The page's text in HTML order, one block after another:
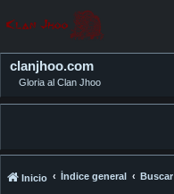
clanjhoo.com
Gloria al Clan Jhoo
Inicio Índice general Buscar